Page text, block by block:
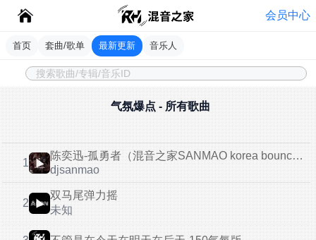
会员中心
首页 套曲/歌单 最新更新 音乐人
气氛爆点 - 所有歌曲
1
陈奕迅-孤勇者（混音之家SANMAO korea bounce REMIX )
djsanmao
2
双马尾弹力摇
未知